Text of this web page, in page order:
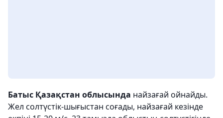
Батыс Қазақстан облысында найзағай ойнайды.
Жел солтүстік-шығыстан соғады, найзағай кезінде